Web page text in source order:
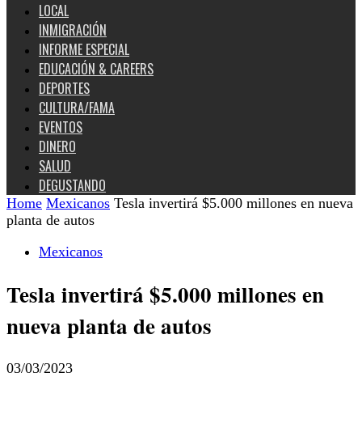
LOCAL
INMIGRACIÓN
INFORME ESPECIAL
EDUCACIÓN & CAREERS
DEPORTES
CULTURA/FAMA
EVENTOS
DINERO
SALUD
DEGUSTANDO
Home Mexicanos Tesla invertirá $5.000 millones en nueva
planta de autos
Mexicanos
Tesla invertirá $5.000 millones en
nueva planta de autos
03/03/2023